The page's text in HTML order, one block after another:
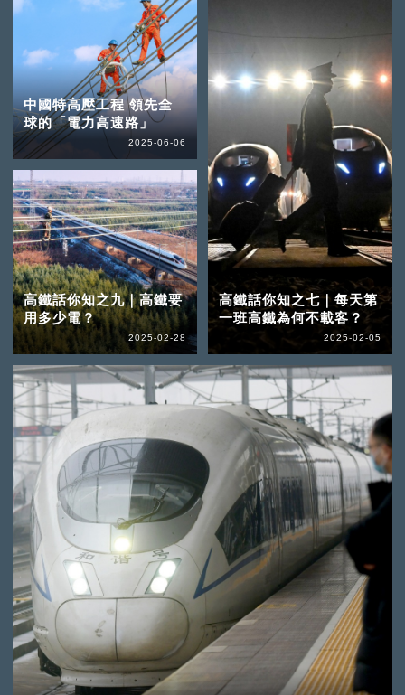
中國特高壓工程 領先全
球的「電力高速路」
2025-06-06
高鐵話你知之九｜高鐵要
用多少電？
2025-02-28
高鐵話你知之七｜每天第
一班高鐵為何不載客？
2025-02-05